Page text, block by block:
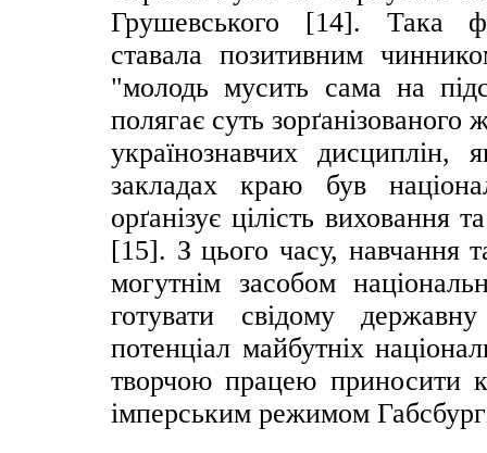
Грушевського [14]. Така
ставала позитивним
"молодь мусить сама на
полягає суть
українознавчих дисциплін,
закладах краю був
орґанізує цілість
[15]. З цього часу, навчання
могутнім засобом
готувати свідому
потенціал майбутніх
творчою працею приносити
імперським режимом